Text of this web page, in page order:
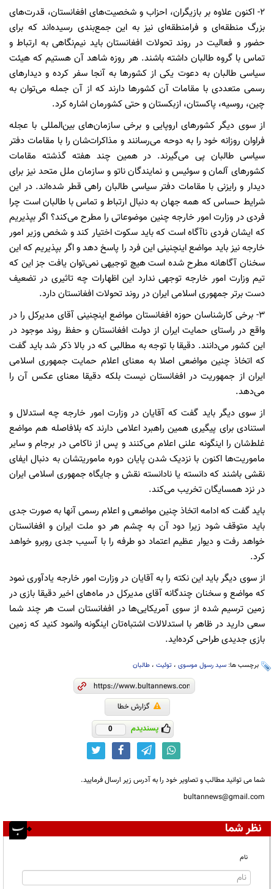
2- اکنون علاوه بر بازیگران، احزاب و شخصیت‌های افغانستان، قدرت‌های
بزرگ منطقه‌ای و فرامنطقه‌ای نیز به این جمع‌بندی رسیده‌اند که برای
حضور و فعالیت در روند تحولات افغانستان باید نیم‌نگاهی به ارتباط و
تماس با گروه طالبان داشته باشند. هر روزه شاهد آن هستیم که هیئت
سیاسی طالبان به دعوت یکی از کشورها به آنجا سفر کرده و دیدارهای
رسمی متعددی با مقامات آن کشورها دارند که از آن جمله می‌توان به
چین، روسیه، پاکستان، ازبکستان و حتی کشورمان اشاره کرد.
از سوی دیگر کشورهای اروپایی و ‌برخی سازمان‌های بین‌المللی با عجله
فراوان روزانه خود را به دوحه می‌رسانند و مذاکرات‌شان را با مقامات دفتر
سیاسی طالبان پی می‌گیرند. در همین چند هفته گذشته مقامات
کشورهای آلمان و سوئیس و نمایندگان ناتو و‌ سازمان ملل متحد نیز برای
دیدار و رایزنی با مقامات دفتر سیاسی طالبان راهی قطر شده‌اند. در این
شرایط حساس که همه جهان به دنبال ارتباط و تماس با طالبان است چرا
فردی در وزارت امور خارجه چنین موضوعاتی را مطرح می‌کند؟ اگر بپذیریم
که ایشان فردی ناآگاه است که باید سکوت اختیار کند و شخص وزیر امور
خارجه نیز باید مواضع اینچنینی این فرد را پاسخ دهد و اگر بپذیریم که این
سخنان آگاهانه مطرح شده است هیچ توجیهی نمی‌توان یافت جز این که
تیم وزارت امور خارجه توجهی ندارد این اظهارات چه تاثیری در تضعیف
دست برتر جمهوری اسلامی ایران در روند تحولات افغانستان دارد.
3- برخی کارشناسان حوزه افغانستان مواضع اینچنینی آقای مدیرکل را در
واقع در راستای حمایت ایران از دولت افغانستان و حفظ روند موجود در
این کشور می‌دانند. دقیقا با توجه به مطالبی که در بالا ذکر شد باید گفت
که اتخاذ چنین مواضعی اصلا به معنای اعلام حمایت جمهوری اسلامی
ایران از جمهوریت در افغانستان نیست بلکه دقیقا معنای عکس آن را
می‌دهد.
از سوی دیگر باید گفت که آقایان در وزارت امور خارجه چه استدلال و
استنادی برای پیگیری همین راهبرد اعلامی دارند که بلافاصله هم مواضع‌‌
غلط‌شان را اینگونه علنی اعلام می‌کنند و پس از ناکامی در برجام و‌ سایر
ماموریت‌ها اکنون با نزدیک شدن پایان دوره ماموریتشان به دنبال ایفای
نقشی باشند که دانسته یا نادانسته نقش و جایگاه جمهوری اسلامی ایران
در نزد همسایگان تخریب می‌کند.
باید گفت که ادامه اتخاذ چنین مواضعی و اعلام رسمی آنها به صورت جدی
باید متوقف شود زیرا دود آن به چشم هر دو ملت ایران و افغانستان
خواهد رفت و دیوار عظیم اعتماد دو طرفه را با آسیب جدی روبرو خواهد
کرد.
از سوی دیگر باید این نکته را به آقایان در وزارت امور خارجه یادآوری نمود
که مواضع و ‌سخنان چندگانه آقای مدیرکل در ماه‌های اخیر دقیقا بازی در
زمین ترسیم شده از سوی آمریکایی‌ها در افغانستان است هر چند شما
سعی دارید در ظاهر با استدلالات اشتباه‌تان اینگونه وانمود کنید که زمین
بازی جدیدی طراحی کرده‌اید.
برچسب ها: سید رسول موسوی ، توئیت ، طالبان
گزارش خطا
پسندیدم 0
شما می توانید مطالب و تصاویر خود را به آدرس زیر ارسال فرمایید.
bultannews@gmail.com
نظر شما
نام